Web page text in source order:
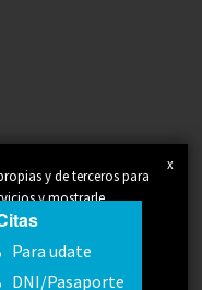
Para udate
DNI/Pasaporte
x
y de terceros para
y mostrarle
con sus preferencias
sus hábitos de
navegando,
su uso. Puede